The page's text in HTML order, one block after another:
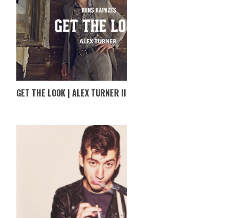
GET THE LOOK | ALEX TURNER II